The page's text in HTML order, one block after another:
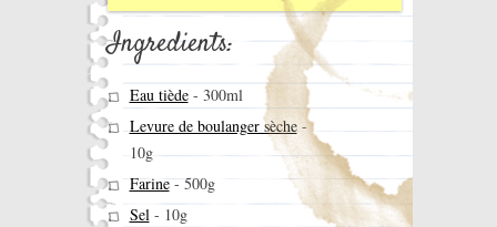
Ingredients:
Eau tiède- 300ml
Levure de boulanger sèche-
10g
Farine-500g
Sel - 10g